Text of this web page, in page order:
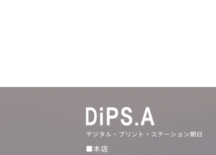
デジタル・プリント・ステーション朝日
■本店